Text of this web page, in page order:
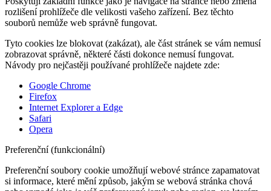
rozlišení prohlížeče dle velikosti vašeho zařízení. Bez těchto
souborů nemůže web správně fungovat.
Tyto cookies lze blokovat (zakázat), ale část stránek se vám nemusí
zobrazovat správně, některé části dokonce nemusí fungovat.
Návody pro nejčastěji používané prohlížeče najdete zde:
Google Chrome
Firefox
Internet Explorer a Edge
Safari
Opera
Preferenční (funkcionální)
Preferenční soubory cookie umožňují webové stránce zapamatovat
si informace, které mění způsob, jakým se webová stránka chová